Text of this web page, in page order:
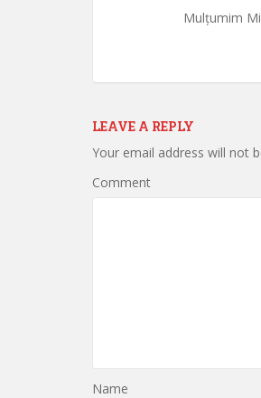
Mulțumim
LEAVE A REPLY
Your email address will not
Comment
Name